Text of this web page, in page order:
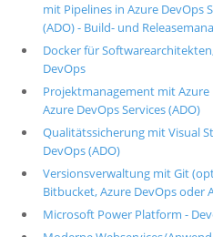
mit Pipelines in Azure DevOps
(ADO) - Build- und
Docker für
DevOps
Projektmanagement mit Azure
Azure DevOps Services (ADO)
Qualitätssicherung mit Visual
DevOps (ADO)
Versionsverwaltung mit Git
Bitbucket, Azure DevOps oder
Microsoft Power Platform -